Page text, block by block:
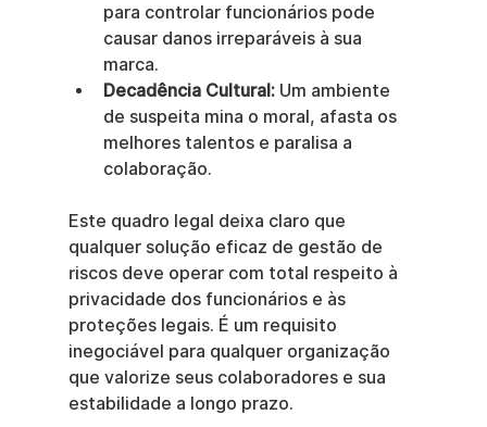
para controlar funcionários pode
causar danos irreparáveis à sua
marca.
Decadência Cultural: Um ambiente
de suspeita mina o moral, afasta os
melhores talentos e paralisa a
colaboração.
Este quadro legal deixa claro que
qualquer solução eficaz de gestão de
riscos deve operar com total respeito à
privacidade dos funcionários e às
proteções legais. É um requisito
inegociável para qualquer organização
que valorize seus colaboradores e sua
estabilidade a longo prazo.